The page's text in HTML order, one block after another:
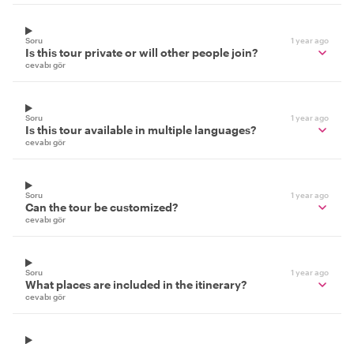
Soru 1 year ago
Is this tour private or will other people join?
cevabı gör
Soru 1 year ago
Is this tour available in multiple languages?
cevabı gör
Soru 1 year ago
Can the tour be customized?
cevabı gör
Soru 1 year ago
What places are included in the itinerary?
cevabı gör